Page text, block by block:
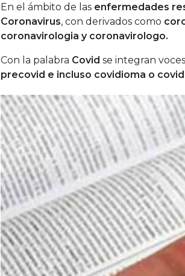
En el ámbito de las enfermedades
Coronavirus, con derivados como
coronavirologia y coronavirologo.
Con la palabra Covid se integran
precovid e incluso covidioma o